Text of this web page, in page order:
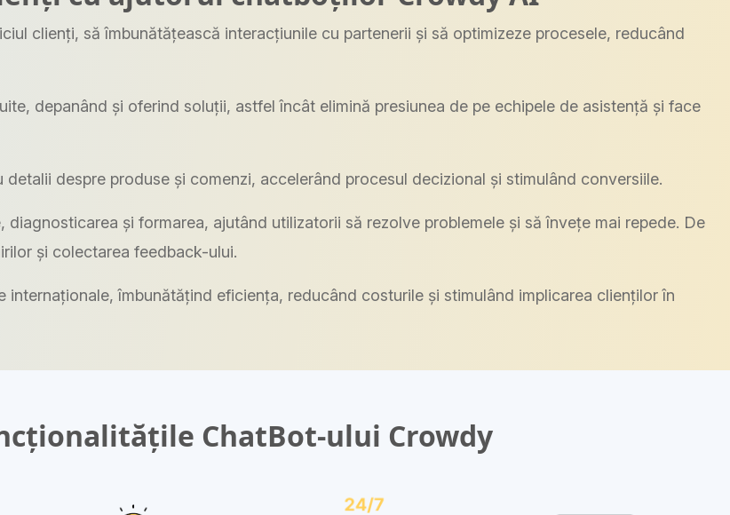
clienți, să îmbunătățească interacțiunile cu partenerii și să optimizeze procesele, reducând
depanând și oferind soluții, astfel încât elimină presiunea de pe echipele de asistență și face
despre produse și comenzi, accelerând procesul decizional și stimulând conversiile.
și formarea, ajutând utilizatorii să rezolve problemele și să învețe mai repede. De
și colectarea feedback-ului.
îmbunătățind eficiența, reducând costurile și stimulând implicarea clienților în
ChatBot-ului Crowdy